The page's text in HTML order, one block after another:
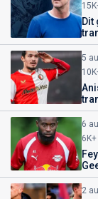
Dit
5
6
2